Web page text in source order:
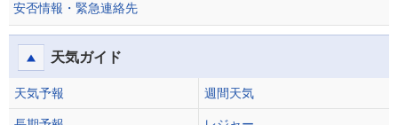
安否情報・緊急連絡先
天気ガイド
天気予報 週間天気